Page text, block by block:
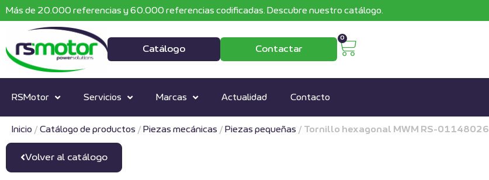
Más de 20.000 referencias y 60.000 referencias codificadas. Descubre nuestro catálogo.
Catálogo Contactar
0
RSMotor Servicios Marcas Actualidad Contacto
Inicio / Catálogo de productos / Piezas mecánicas / Piezas pequeñas / Tornillo hexagonal MWM RS-01148026
Volver al catálogo